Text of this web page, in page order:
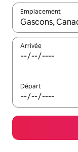
Emplacement
Quand les
Arrivée
Départ